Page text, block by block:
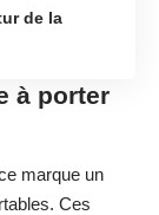
de la
à porter
marque un
Ces